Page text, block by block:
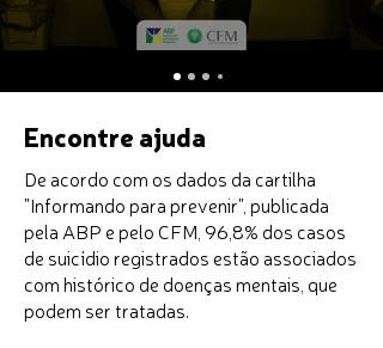
Encontre ajuda
De acordo com os dados da cartilha
"Informando para prevenir", publicada
pela ABP e pelo CFM, 96,8% dos casos
de suicídio registrados estão associados
com histórico de doenças mentais, que
podem ser tratadas.